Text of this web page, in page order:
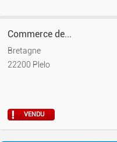
Commerce de...
Bretagne
22200 Plelo
VENDU